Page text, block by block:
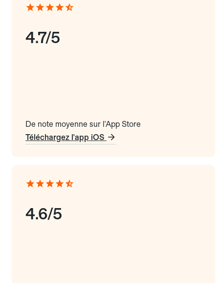
4.7/5
De note moyenne sur l'App Store
Téléchargez l'app iOS
4.6/5